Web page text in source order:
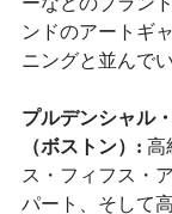
ンドのアートギ
ニングと並んでい
プルデンシャル
（ボストン）: 高
ス・フィフス・
パート、そして